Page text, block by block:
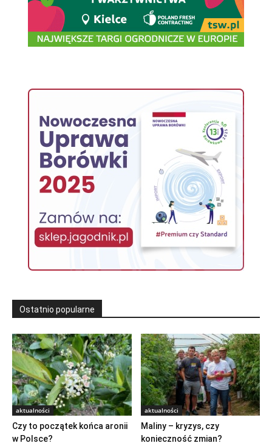
Ostatnio popularne
aktualności
Czy to początek końca aronii
w Polsce?
aktualności
Maliny – kryzys, czy
konieczność zmian?